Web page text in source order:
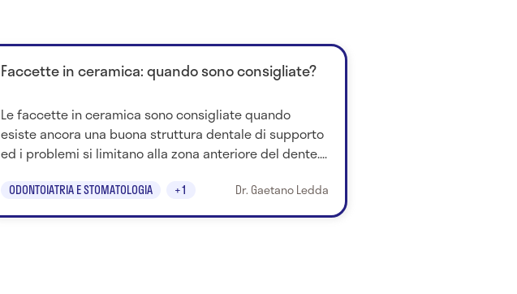
Faccette in ceramica: quando sono consigliate?
Le faccette in ceramica sono consigliate quando
esiste ancora una buona struttura dentale di supporto
ed i problemi si limitano alla zona anteriore del dente....
ODONTOIATRIA E STOMATOLOGIA +1 Dr. Gaetano Ledda